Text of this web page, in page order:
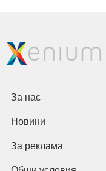
За нас
Новини
За реклама